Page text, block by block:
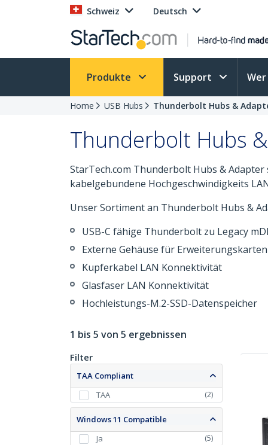
Schweiz Deutsch
Produkte Support
Home USB Hubs Thunderbolt Hubs &
Thunderbolt Hubs
StarTech.com Thunderbolt Hubs &
kabelgebundene Hochgeschwindigkeits
Unser Sortiment an Thunderbolt Hubs &
USB-C fähige Thunderbolt zu Legacy
Externe Gehäuse für Erweiterungskarten
Kupferkabel LAN Konnektivität
Glasfaser LAN Konnektivität
Hochleistungs-M.2-SSD-Datenspeicher
1 bis 5 von 5 ergebnissen
Filter
TAA Compliant
TAA
(2)
Windows 11 Compatible
Ja
(5)